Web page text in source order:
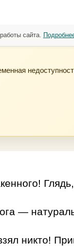
—
никто!
сайта.